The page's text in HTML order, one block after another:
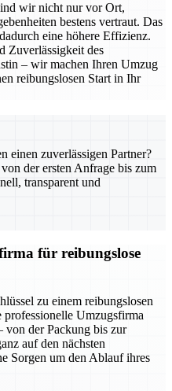
wir nicht nur vor Ort,
bestens vertraut. Das
eine höhere Effizienz.
Zuverlässigkeit des
– wir machen Ihren Umzug
reibungslosen Start in Ihr
einen zuverlässigen Partner?
der ersten Anfrage bis zum
transparent und
für reibungslose
zu einem reibungslosen
professionelle Umzugsfirma
von der Packung bis zur
auf den nächsten
Sorgen um den Ablauf ihres